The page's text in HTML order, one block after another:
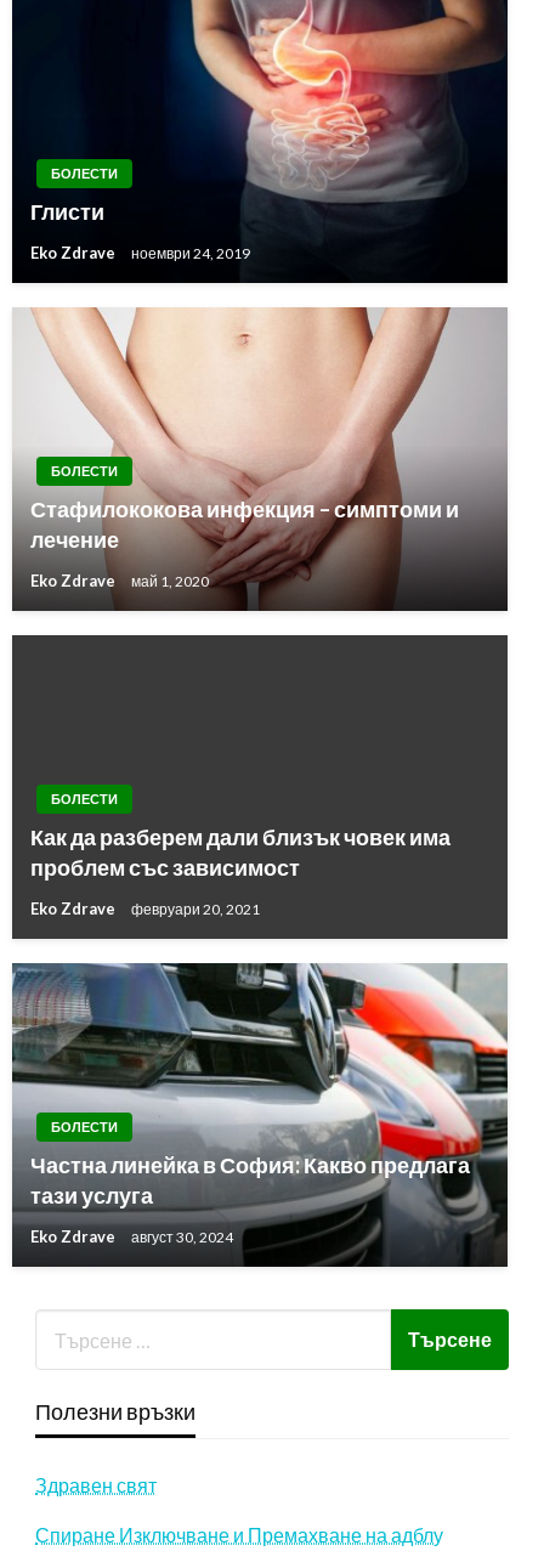
БОЛЕСТИ
Глисти
Eko Zdrave ноември 24, 2019
БОЛЕСТИ
Стафилококова инфекция – симптоми и
лечение
Eko Zdrave май 1, 2020
БОЛЕСТИ
Как да разберем дали близък човек има
проблем със зависимост
Eko Zdrave февруари 20, 2021
БОЛЕСТИ
Частна линейка в София: Какво предлага
тази услуга
Eko Zdrave август 30, 2024
Полезни връзки
Здравен свят
Спиране Изключване и Премахване на адблу